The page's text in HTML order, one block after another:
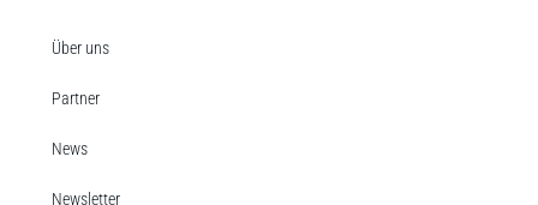
Über uns
Partner
News
Newsletter